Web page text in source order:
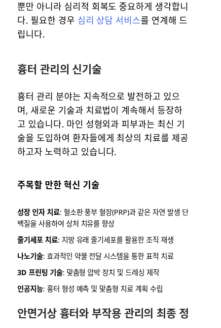
뿐만 아니라 심리적 회복도 중요하게 생각합니
다. 필요한 경우 심리 상담 서비스를 연계해 드
립니다.
흉터 관리의 신기술
흉터 관리 분야는 지속적으로 발전하고 있으
며, 새로운 기술과 치료법이 계속해서 등장하
고 있습니다. 마인 성형외과 피부과는 최신 기
술을 도입하여 환자들에게 최상의 치료를 제공
하고자 노력하고 있습니다.
주목할 만한 혁신 기술
성장 인자 치료: 혈소판 풍부 혈장(PRP)과 같은 자연 발생 단
백질을 사용하여 상처 치유를 향상
줄기세포 치료: 지방 유래 줄기세포를 활용한 조직 재생
나노기술: 효과적인 약물 전달 시스템을 통한 표적 치료
3D 프린팅 기술: 맞춤형 압박 장치 및 드레싱 제작
인공지능: 흉터 형성 예측 및 맞춤형 치료 계획 수립
안면거상 흉터와 부작용 관리의 최종 정